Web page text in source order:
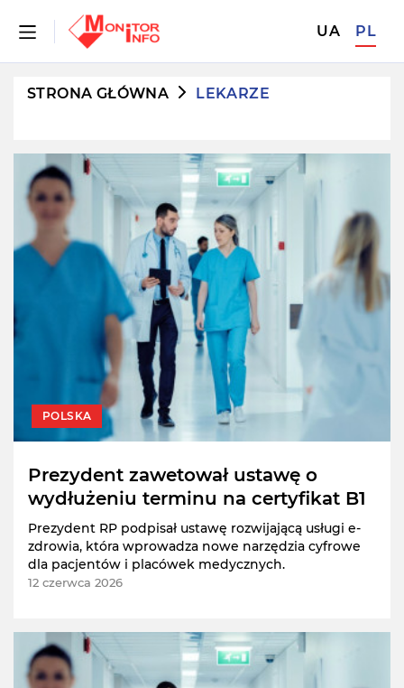
UA PL
STRONA GŁÓWNA LEKARZE
POLSKA
Prezydent zawetował ustawę o
wydłużeniu terminu na certyfikat B1
Prezydent RP podpisał ustawę rozwijającą usługi e-
zdrowia, która wprowadza nowe narzędzia cyfrowe
dla pacjentów i placówek medycznych.
12 czerwca 2026